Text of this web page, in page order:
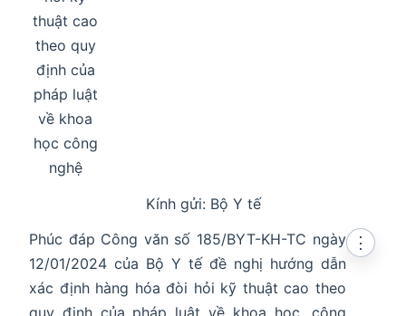
thuật cao
theo quy
định của
pháp luật
về khoa
học công
nghệ
Kính gửi: Bộ Y tế
Phúc đáp Công văn số 185/BYT-KH-TC ngày
12/01/2024 của Bộ Y tế đề nghị hướng dẫn
xác định hàng hóa đòi hỏi kỹ thuật cao theo
quy định của pháp luật về khoa học, công
⋮